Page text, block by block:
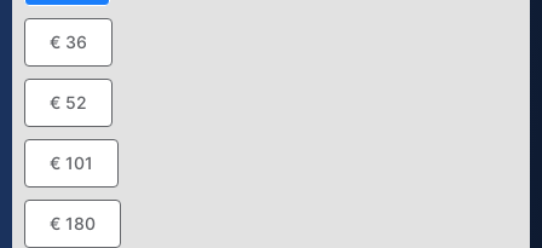
€ 36
€ 52
€ 101
€ 180